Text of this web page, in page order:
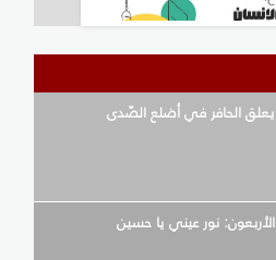
يعلق الحافر في أضلع الصّدى
الأربعون: نور عيني يا حسين